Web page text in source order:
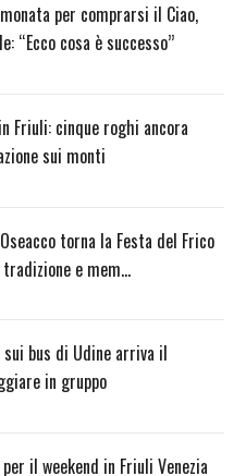
per comprarsi il Ciao,
“Ecco cosa è successo”
Friuli: cinque roghi ancora
sui monti
torna la Festa del Frico
e mem…
bus di Udine arriva il
in gruppo
il weekend in Friuli Venezia